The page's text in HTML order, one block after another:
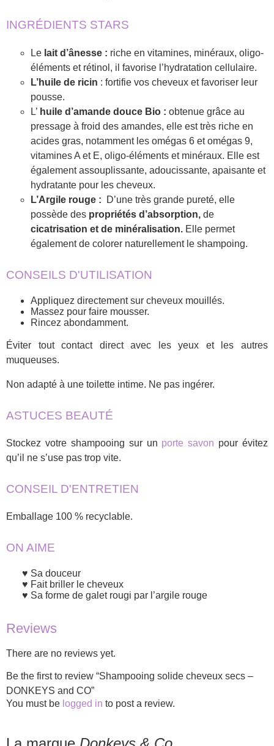
INGRÉDIENTS STARS
Le lait d’ânesse : riche en vitamines, minéraux, oligo-
éléments et rétinol, il favorise l’hydratation cellulaire.
L’huile de ricin : fortifie vos cheveux et favoriser leur
pousse.
L’ huile d’amande douce Bio : obtenue grâce au
pressage à froid des amandes, elle est très riche en
acides gras, notamment les omégas 6 et omégas 9,
vitamines A et E, oligo-éléments et minéraux. Elle est
également assouplissante, adoucissante, apaisante et
hydratante pour les cheveux.
L’Argile rouge :
D’une très grande pureté, elle
possède des propriétés d’absorption, de
cicatrisation et de minéralisation. Elle permet
également de colorer naturellement le shampoing.
CONSEILS D'UTILISATION
Appliquez directement sur cheveux mouillés.
Massez pour faire mousser.
Rincez abondamment.
Éviter tout contact direct avec les yeux et les autres
muqueuses.
Non adapté à une toilette intime. Ne pas ingérer.
ASTUCES BEAUTÉ
Stockez votre shampooing sur un porte savon pour évitez
qu’il ne s’use pas trop vite.
CONSEIL D'ENTRETIEN
Emballage 100 % recyclable.
ON AIME
Sa douceur
Fait briller le cheveux
Sa forme de galet rougi par l’argile rouge
Reviews
There are no reviews yet.
Be the first to review “Shampooing solide cheveux secs –
DONKEYS and CO”
You must be logged in to post a review.